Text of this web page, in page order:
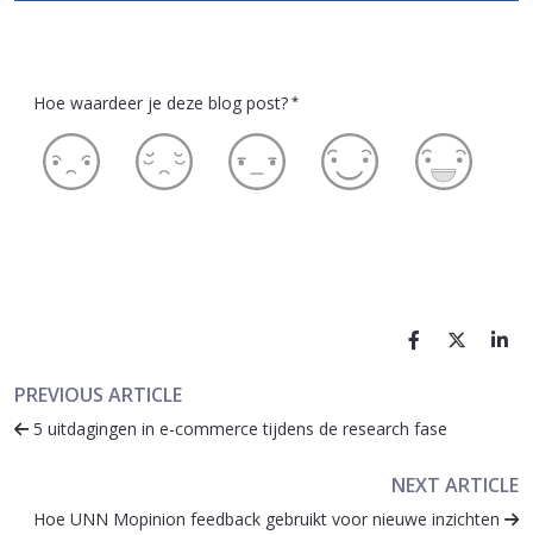
Hoe waardeer je deze blog post? *
PREVIOUS ARTICLE
5 uitdagingen in e-commerce tijdens de research fase
NEXT ARTICLE
Hoe UNN Mopinion feedback gebruikt voor nieuwe inzichten